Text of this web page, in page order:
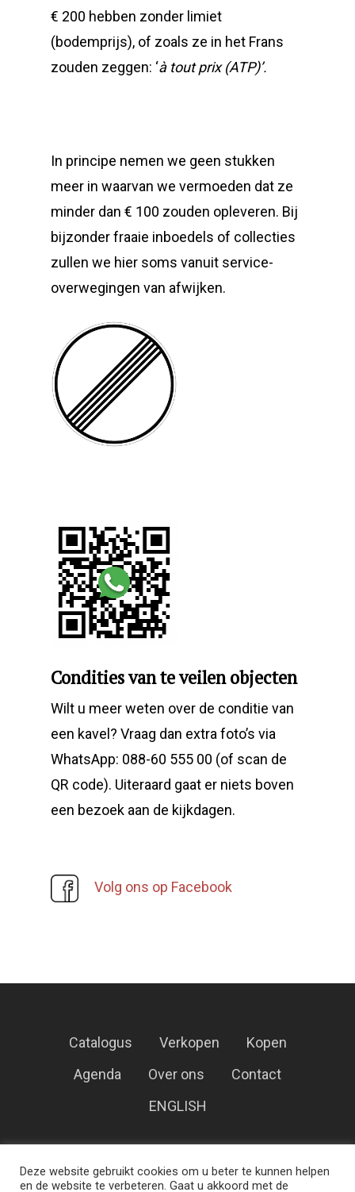
€ 200 hebben zonder limiet
(bodemprijs), of zoals ze in het Frans
zouden zeggen: ‘à tout prix (ATP)’.
In principe nemen we geen stukken
meer in waarvan we vermoeden dat ze
minder dan € 100 zouden opleveren. Bij
bijzonder fraaie inboedels of collecties
zullen we hier soms vanuit service-
overwegingen van afwijken.
Condities van te veilen objecten
Wilt u meer weten over de conditie van
een kavel? Vraag dan extra foto’s via
WhatsApp: 088-60 555 00 (of scan de
QR code). Uiteraard gaat er niets boven
een bezoek aan de kijkdagen.
Volg ons op Facebook
Catalogus Verkopen
Kopen
Agenda
Over ons
Contact
ENGLISH
voorbehouden.
Deze website gebruikt cookies om u beter te kunnen helpen
en de website te verbeteren. Gaat u akkoord met de